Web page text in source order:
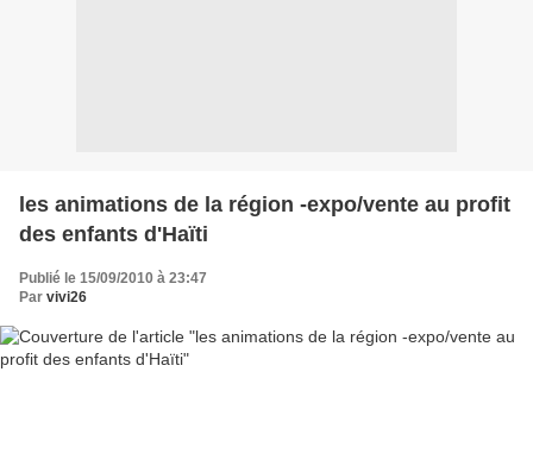
les animations de la région -expo/vente au profit
des enfants d'Haïti
Publié le 15/09/2010 à 23:47
Par vivi26